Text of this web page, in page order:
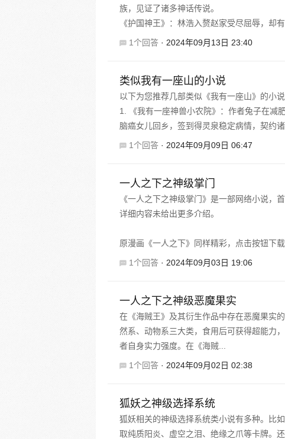
族，见证了诸多神话传说。
《护国神王》：林浩入赘赵家受尽屈辱，却有
1个回答 · 2024年09月13日 23:40
类似我有一座山的小说
以下为您推荐几部类似《我有一座山》的小说
1. 《我有一座神兽小农院》：作者兔子在减
脑癌女儿回乡，签到得灵泉稳定病情，契约
1个回答 · 2024年09月09日 06:47
一人之下之神级掌门
《一人之下之神级掌门》是一部网络小说，
详细内容未给出更多介绍。
原漫画《一人之下》同样精彩，点击按钮下
1个回答 · 2024年09月03日 19:06
一人之下之神级恶魔果实
在《海贼王》及其衍生作品中存在恶魔果实
然系、动物系三大类，食用后可获得超能力
者自身实力强度。在《海贼...
1个回答 · 2024年09月02日 02:38
狐妖之神级选择系统
狐妖相关的神级选择系统类小说有多种。比
取纯质阳炎、虚空之泪、绝缘之爪等卡牌。